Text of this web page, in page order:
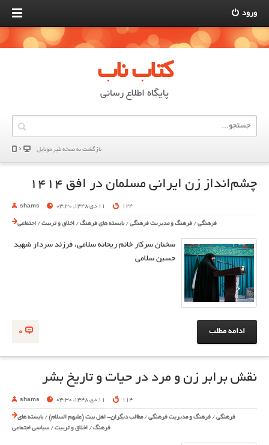
ورود
کتاب ناب
پایگاه اطلاع رسانی
بازگشت به نسخه غير موبایل
چشم‌انداز زن ایرانی مسلمان در افق ۱۴۱۴
shams 11 دی 1348, 03:30 124
فرهنگی / فرهنگ و مدیریت فرهنگی /بایسته های فرهنگ / اخلاق و تربیت / اجتماعی
سخنان سرکار خانم ریحانه سلامی، فرزند سردار شهید
حسین سلامی
0 ادامه مطلب
نقش برابر زن و مرد در حیات و تاریخ بشر
shams 11 دی 1348, 03:30 114
فرهنگی / فرهنگ و مدیریت فرهنگی /مطالب دیگران- اهل بیت (علیهم السلام) /بایسته های
فرهنگ / اخلاق و تربیت / سیاسی اجتماعی